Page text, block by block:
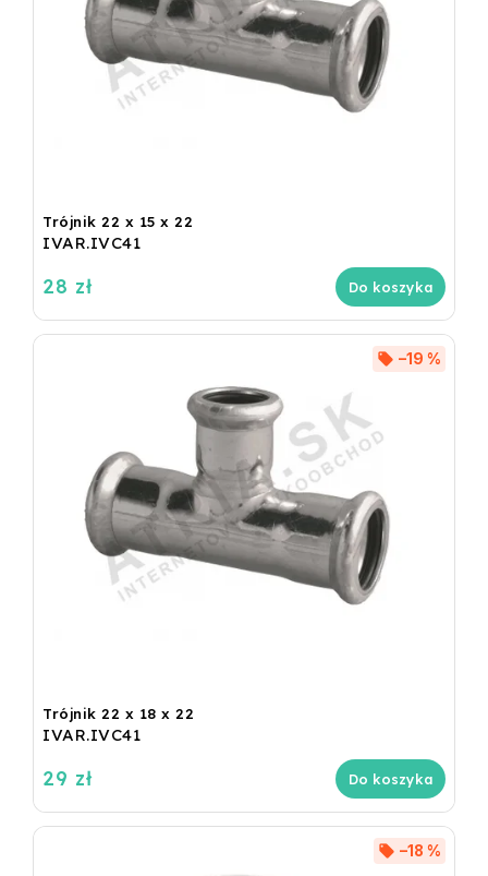
Trójnik 22 x 15 x 22
IVAR.IVC41
28 zł Do koszyka
Trójnik 22 x 18 x 22
IVAR.IVC41
–19 %
29 zł Do koszyka
–18 %